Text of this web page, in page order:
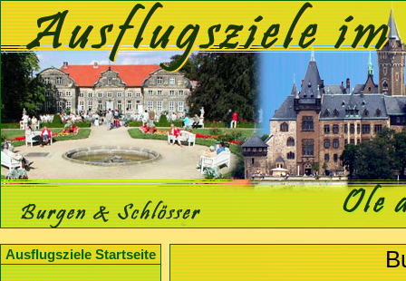
Ausflugsziele Startseite